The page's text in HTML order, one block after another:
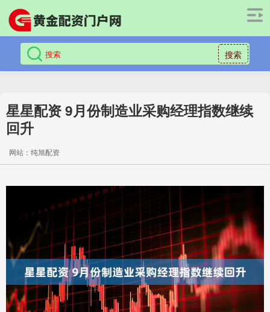
搜索
星星配资 9月份制造业采购经理指数继续
回升
网站：纯旭配资